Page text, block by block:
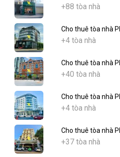
+88 tòa nhà
Cho thuê tòa nhà
+4 tòa nhà
Cho thuê tòa nhà
+40 tòa nhà
Cho thuê tòa nhà
+4 tòa nhà
Cho thuê tòa nhà
+37 tòa nhà